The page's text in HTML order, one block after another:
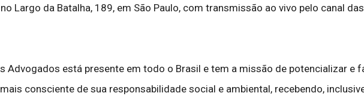
Largo da Batalha, 189, em São Paulo, com transmissão ao vivo pelo canal
Advogados está presente em todo o Brasil e tem a missão de potencializar e
consciente de sua responsabilidade social e ambiental, recebendo,